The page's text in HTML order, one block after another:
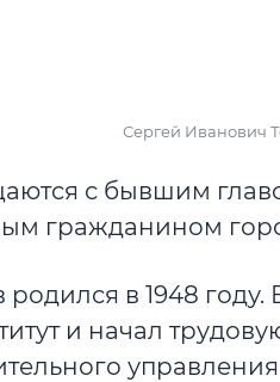
Сергей Иванович
с бывшим
гражданином
в 1948 году.
и начал